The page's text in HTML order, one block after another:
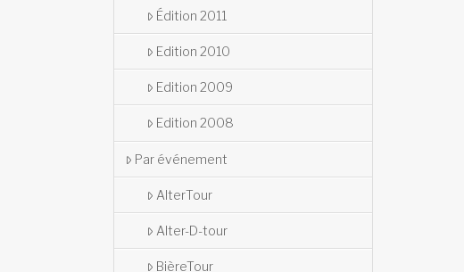
Édition 2011
Edition 2010
Edition 2009
Edition 2008
Par événement
AlterTour
Alter-D-tour
BièreTour